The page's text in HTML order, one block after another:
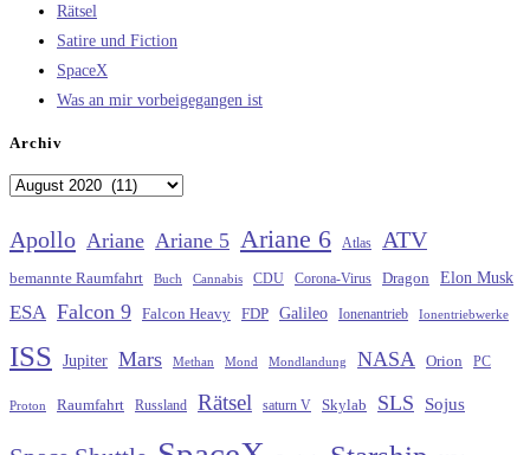
Rätsel
Satire und Fiction
SpaceX
Was an mir vorbeigegangen ist
Archiv
Archiv
Apollo Ariane Ariane 5 Ariane 6 Atlas ATV
bemannte Raumfahrt Buch Cannabis CDU Corona-Virus Dragon Elon Musk
ESA Falcon 9 Falcon Heavy FDP Galileo Ionenantrieb Ionentriebwerke
ISS Jupiter Mars Methan Mond Mondlandung NASA Orion PC
Proton Raumfahrt Russland Rätsel saturn V Skylab SLS Sojus